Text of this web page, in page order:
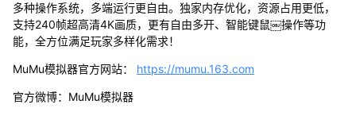
多种操作系统，多端运行更自由。独家内存优化，资源占用更低，
支持240帧超高清4K画质，更有自由多开、智能键鼠￼操作等功
能，全方位满足玩家多样化需求！
MuMu模拟器官方网站： https://mumu.163.com
官方微博：MuMu模拟器